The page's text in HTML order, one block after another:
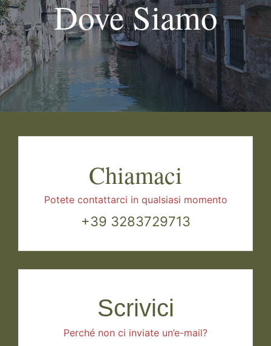
UNION LIDO PARK & RESORT
Dove Siamo
Chiamaci
Potete contattarci in qualsiasi momento
+39 3283729713
Scrivici
Perché non ci inviate un’e-mail?